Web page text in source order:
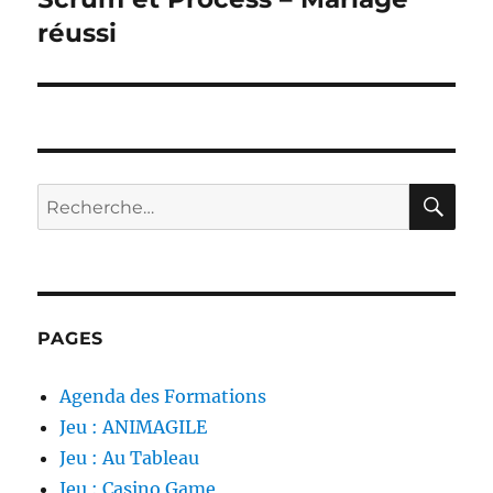
suivante :
réussi
Recherche
pour :
PAGES
Agenda des Formations
Jeu : ANIMAGILE
Jeu : Au Tableau